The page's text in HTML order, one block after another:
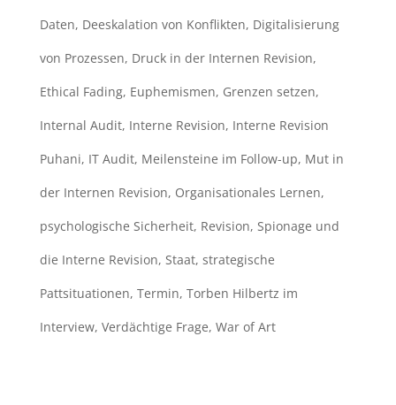
Daten, Deeskalation von Konflikten, Digitalisierung
von Prozessen, Druck in der Internen Revision,
Ethical Fading, Euphemismen, Grenzen setzen,
Internal Audit, Interne Revision, Interne Revision
Puhani, IT Audit, Meilensteine im Follow-up, Mut in
der Internen Revision, Organisationales Lernen,
psychologische Sicherheit, Revision, Spionage und
die Interne Revision, Staat, strategische
Pattsituationen, Termin, Torben Hilbertz im
Interview, Verdächtige Frage, War of Art